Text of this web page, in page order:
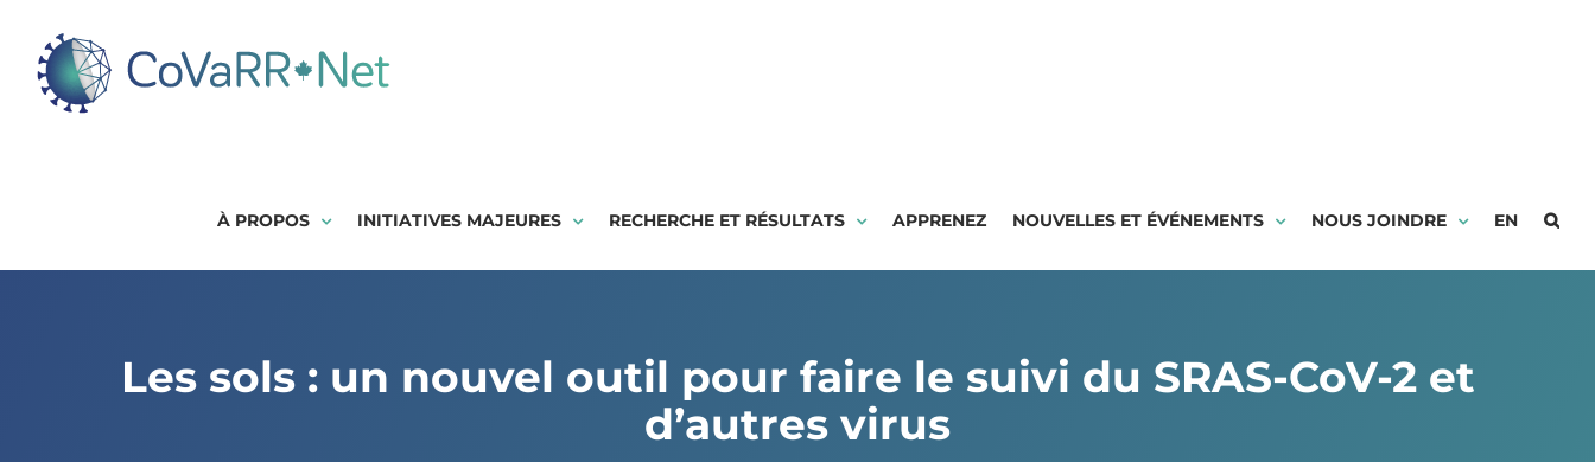
content
À PROPOS INITIATIVES MAJEURES RECHERCHE ET RÉSULTATS APPRENEZ NOUVELLES ET ÉVÉNEMENTS NOUS JOINDRE EN
Les sols : un nouvel outil pour faire le suivi du SRAS-CoV-2 et
d’autres virus